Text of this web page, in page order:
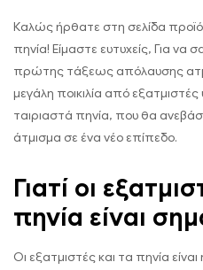
Καλώς ήρθατε στη σελίδα
πηνία! Είμαστε ευτυχείς, Για να
πρώτης τάξεως απόλαυσης
μεγάλη ποικιλία από
ταιριαστά πηνία, που θα
άτμισμα σε ένα νέο επίπεδο.
Γιατί οι
πηνία είναι
Οι εξατμιστές και τα πηνία